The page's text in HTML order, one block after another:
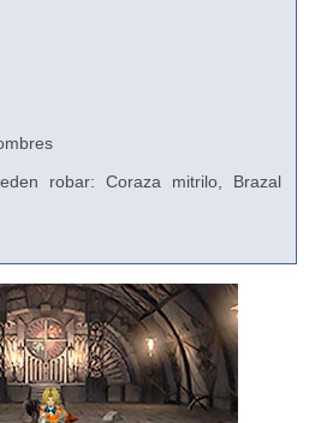
robar: Coraza mitrilo, Brazal